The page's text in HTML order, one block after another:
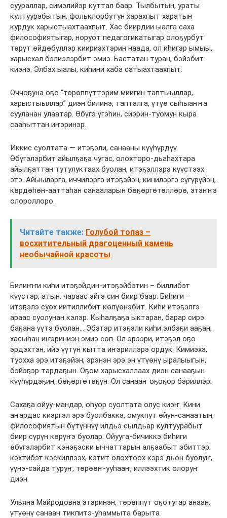
суураллар, симэлийэр куттал баар. Тылбытын, ураты
култуурабытын, фольклорбутун харахпыт харатын
курдук харыстыахтаахпыт. Хас биирдии ыалга саха
философиятыгар, норуот педагогикатыгар олоҕурбут
төрүт өйдөбүллэр киириэхтэрин наада, ол иһигэр ымыы,
харысхал бэлиэлэрбит эмиэ. Бастатан туран, бэйэбит
киэнэ. Элбэх ыалы, киһини хаба сатыахтаахпыт.
Оччоҕуна оҕо “төрөппүттэрим миигин таптыыллар,
харыстыыллар” диэн билинэ, тапталга, үтүө сыһыаҥҥа
сууланан улаатар. Өбүгэ үгэһин, сиэрин-туомун кыра
сааһыттан иҥэринэр.
Иккис суолтата — итэҕэли, санааны күүһүрдүү.
Өбүгэлэрбит айылҕаҕа чугас, олохторо-дьаһахтара
айылҕаттан тутулуктаах буолан, итэҕэллэрэ күүстээх
этэ. Айыыларга, иччилэргэ итэҕэйэн, кинилэргэ сүгүрүйэн,
көрдөһөн-ааттаһан санааларын бөҕөргөтөллөрө, этэҥҥэ
олороллоро.
Читайте также: Голубой топаз –
восхитительный драгоценный камень
необычайной красоты
Билиҥҥи киһи итэҕэйдин-итэҕэйбэтин – биллибэт
күүстэр, атын, чараас эйгэ син биир баар. Биһиги –
итэҕэлэ суох иитиллибит көлүөнэбит. Киһи итэҕэлгэ
араас суолунан кэлэр. Кыһалҕаҕа ыктаран, барар сирэ
баҕана үүтэ буолан… Эбэтэр итэҕэли киһи элбэҕи ааҕан,
хасыһан иҥэриниэн эмиэ сөп. Ол эрээри, итэҕэл оҕо
эрдэхтэн, ийэ үүтүн кытта иҥэриллэрэ ордук. Кимиэхэ,
туохха эрэ итэҕэйэн, эрэнэн эрэ эн үтүөнү ыралыыгын,
бэйэҕэр тардаҕын. Оҕом харысхаллаах диэн санааҕын
күүһүрдэҕин, бөҕөргөтөҕүн. Ол санааҥ оҕоҕор бэриллэр.
Сахаҕа ойуу-мандар, оһуор суолтата олус киэҥ. Кини
аҥардас киэргэл эрэ буолбакка, омукпут өйүн-санаатын,
философиятын бүтүннүү илдьэ сылдьар култуурабыт
биир сүрүн көрүҥэ буолар. Ойууга-бичиккэ биһиги
өбүгэлэрбит кэнэҕэски ыччаттарын алҕаабыт эбиттэр:
кэхтибэт кэскиллээх, кэтит олохтоох кэрэ дьон буолуҥ,
үүнэ-сайда туруҥ, төрөөҥ-ууһааҥ, иллээхтик олоруҥ
диэн.
Ульяна Майродовна этэринэн, төрөппүт оҕотугар анаан,
үтүөнү санаан тикпитэ-уһаммыта барыта